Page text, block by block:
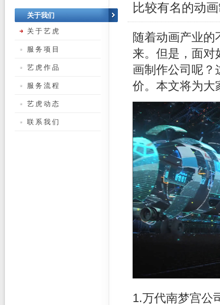
比较有名的动
随着动画产业的
来。但是，面对
画制作公司呢？
价。本文将为大
1.万代南梦宫公
关于我们
关于艺虎
服务项目
艺虎作品
服务流程
艺虎动态
联系我们